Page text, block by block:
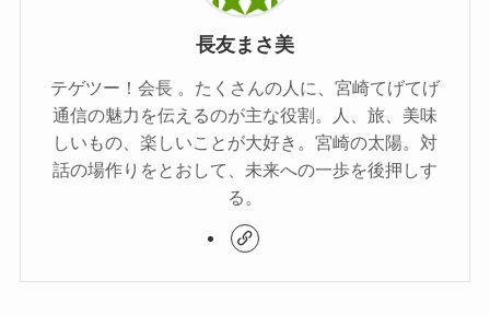
長友まさ美
テゲツー！会長 。たくさんの人に、宮崎てげてげ
通信の魅力を伝えるのが主な役割。人、旅、美味
しいもの、楽しいことが大好き。宮崎の太陽。対
話の場作りをとおして、未来への一歩を後押しす
る。